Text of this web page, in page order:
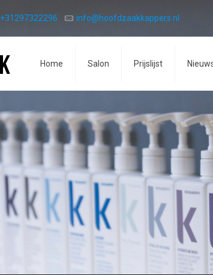
+31297322296 info@hoofdzaakkappers.nl
Home Salon Prijslijst